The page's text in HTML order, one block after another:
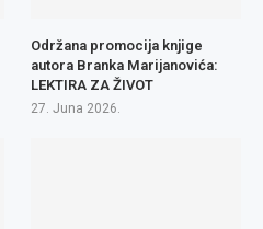
Održana promocija knjige
autora Branka Marijanovića:
LEKTIRA ZA ŽIVOT
27. Juna 2026.